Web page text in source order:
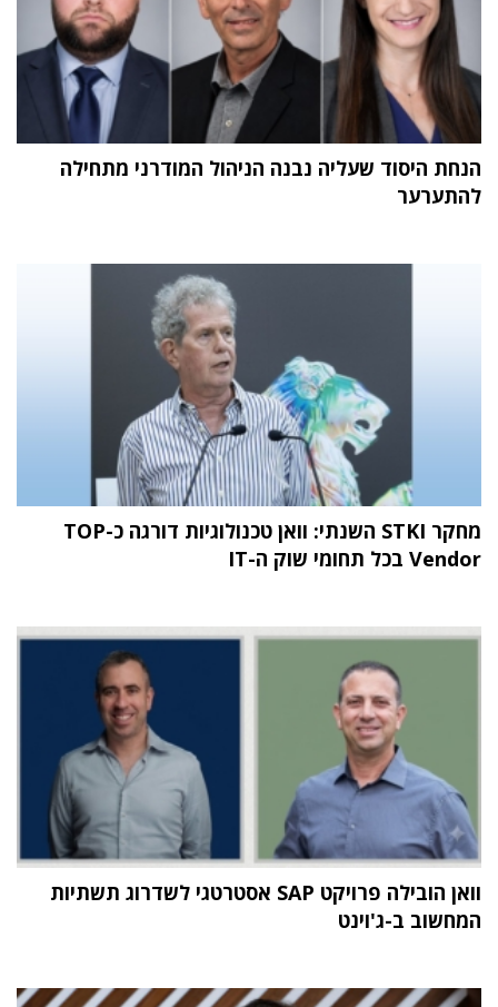
הנחת היסוד שעליה נבנה הניהול המודרני מתחילה
להתערער
מחקר STKI השנתי: וואן טכנולוגיות דורגה כ-TOP
Vendor בכל תחומי שוק ה-IT
וואן הובילה פרויקט SAP אסטרטגי לשדרוג תשתיות
המחשוב ב-ג'וינט